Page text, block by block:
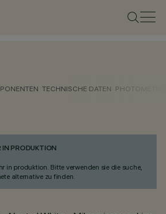
TECHNISCHE DATEN
IN PRODUKTION
in produktion. Bitte verwenden sie die suche,
alternative zu finden.